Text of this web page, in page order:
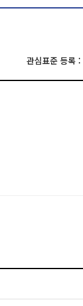
관심표준 등록 :